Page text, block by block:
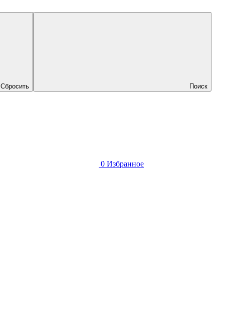
Сбросить Поиск
0 Избранное